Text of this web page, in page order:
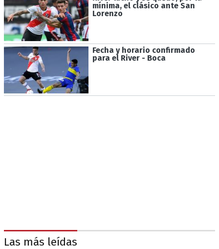
mínima, el clásico ante San
Lorenzo
Fecha y horario confirmado
para el River - Boca
Las más leídas